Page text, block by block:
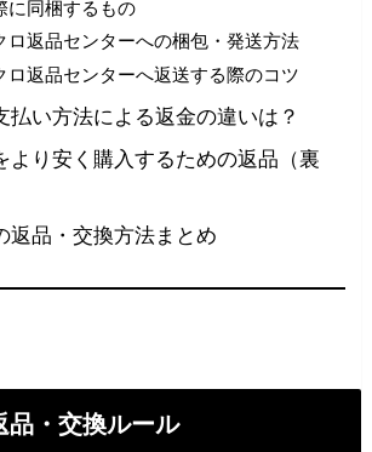
に同梱するもの
ロ返品センターへの梱包・発送方法
ロ返品センターへ返送する際のコツ
払い方法による返金の違いは？
より安く購入するための返品（裏
返品・交換方法まとめ
品・交換ルール